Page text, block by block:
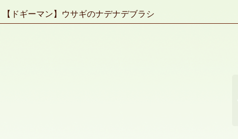
【ドギーマン】ウサギのナデナデブラシ